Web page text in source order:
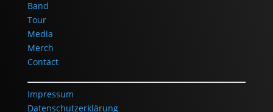
Band
Tour
Media
Merch
Contact
Impressum
Datenschutzerklärung